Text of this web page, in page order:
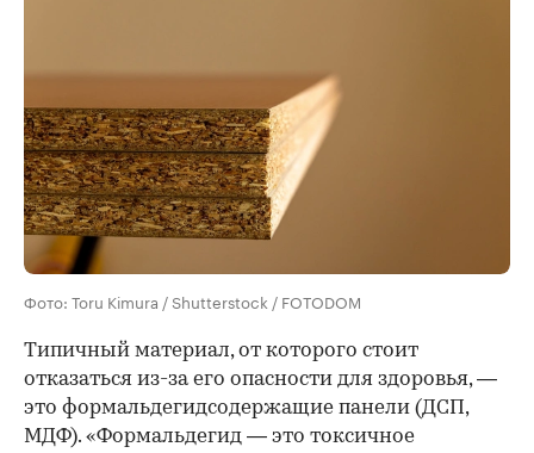
Фото: Toru Kimura / Shutterstock / FOTODOM
Типичный материал, от которого стоит
отказаться из-за его опасности для здоровья, —
это формальдегидсодержащие панели (ДСП,
МДФ). «Формальдегид — это токсичное